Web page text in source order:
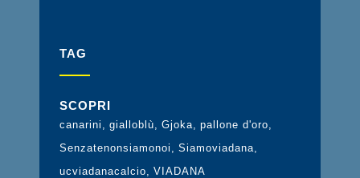
TAG
SCOPRI
canarini gialloblù Gjoka pallone d'oro
Senzatenonsiamonoi
Siamoviadana
ucviadanacalcio
VIADANA